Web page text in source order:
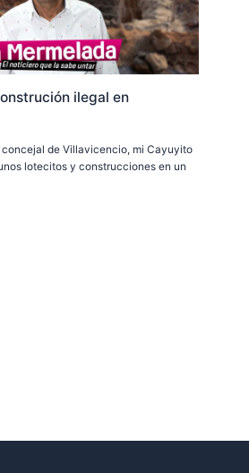
ilegal en
concejal de Villavicencio, mi Cayuyito
lotecitos y construcciones en un